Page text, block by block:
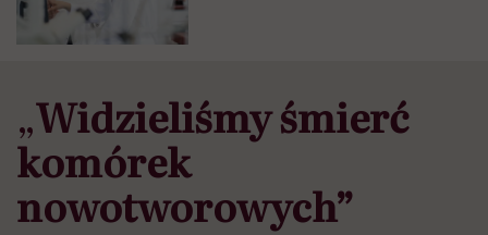
„Widzieliśmy śmierć
komórek
nowotworowych”